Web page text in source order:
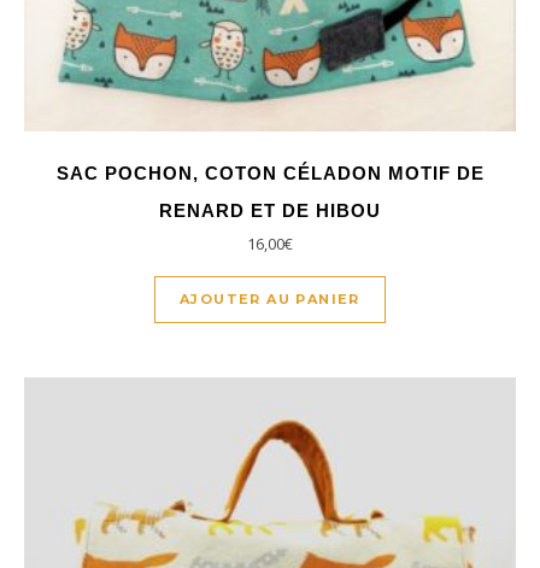
SAC POCHON, COTON CÉLADON MOTIF DE
RENARD ET DE HIBOU
16,00€
AJOUTER AU PANIER